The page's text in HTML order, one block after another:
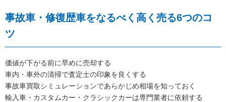
事故車・修復歴車をなるべく高く売る6つのコ
ツ
価値が下がる前に早めに売却する
車内・車外の清掃で査定士の印象を良くする
事故車買取シミュレーションであらかじめ相場を知っておく
輸入車・カスタムカー・クラシックカーは専門業者に依頼する